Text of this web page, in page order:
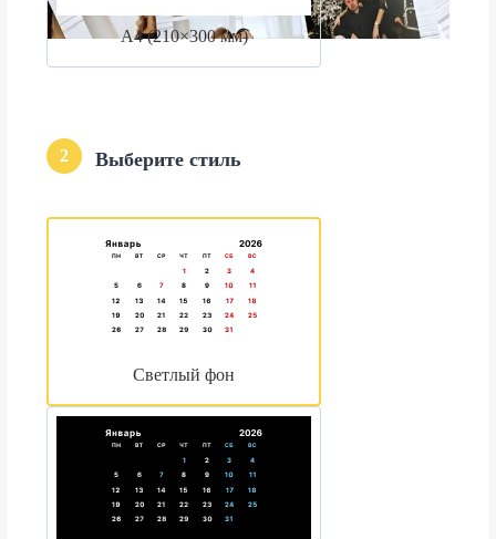
А4 (210×300 мм)
2 Выберите стиль
Светлый фон